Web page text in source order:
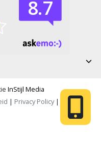
InStijl Media
| Privacy Policy| RSS Feed